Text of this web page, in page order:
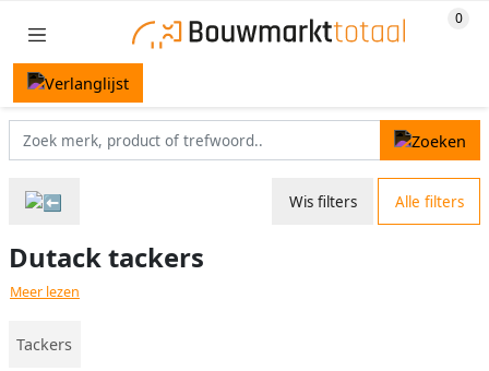
Wis filters Alle filters
Dutack tackers
Meer lezen
Tackers